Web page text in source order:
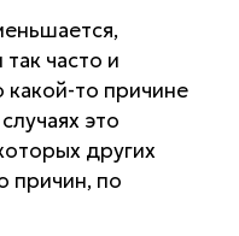
часто и
то причине
это
других
причин, по